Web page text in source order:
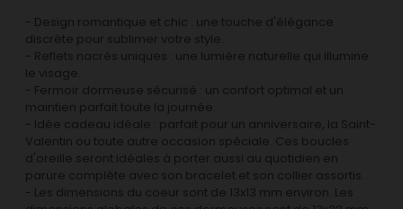
- Design romantique et chic : une touche d'élégance
discrète pour sublimer votre style.
- Reflets nacrés uniques : une lumière naturelle qui illumine
le visage.
- Fermoir dormeuse sécurisé : un confort optimal et un
maintien parfait toute la journée.
- Idée cadeau idéale : parfait pour un anniversaire, la Saint-
Valentin ou toute autre occasion spéciale. Ces boucles
d'oreille seront idéales à porter aussi au quotidien en
parure complète avec son bracelet et son collier assortis.
- Les dimensions du coeur sont de 13x13 mm environ. Les